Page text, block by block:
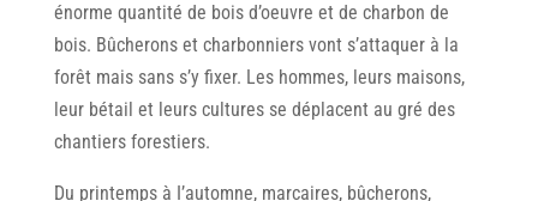
énorme quantité de bois d’oeuvre et de charbon de
bois. Bûcherons et charbonniers vont s’attaquer à la
forêt mais sans s’y fixer. Les hommes, leurs maisons,
leur bétail et leurs cultures se déplacent au gré des
chantiers forestiers.
Du printemps à I’automne, marcaires, bûcherons,